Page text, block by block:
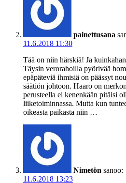
painettusana
11.6.2018 11:30
Tää on niin härskiä! Ja
Täysin verorahoilla pyörivää
epäpäteviä ihmisiä on päässyt
säätiön johtoon. Haaro on
perusteella ei kenenkään pitäisi
liiketoiminnassa. Mutta kun
oikeasta paikasta niin …
Nimetön sanoo:
11.6.2018 13:23